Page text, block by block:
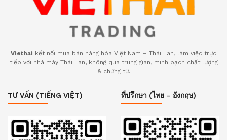
Viethai kết nối mua bán hàng hóa Việt Nam – Thái Lan, làm việc trực
tiếp với nhà máy Thái Lan, không qua trung gian, minh bạch chất lượng
& chứng từ.
TƯ VẤN (TIẾNG VIỆT) ที่ปรึกษา (ไทย – อังกฤษ)